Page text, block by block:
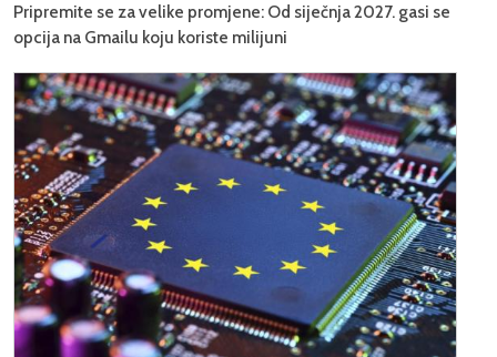
Pripremite se za velike promjene: Od siječnja 2027. gasi se
opcija na Gmailu koju koriste milijuni